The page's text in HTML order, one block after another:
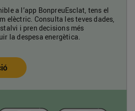
a l’app BonpreuEsclat, tens el
elèctric. Consulta les teves dades,
i pren decisions més
la despesa energètica.